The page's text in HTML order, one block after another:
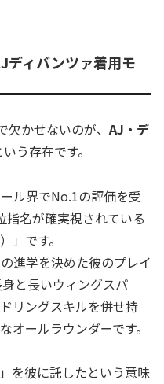
ディバンツァ着用モ
欠かせないのが、 AJ・デ
いう存在です。
ル界でNo.1の評価を受
指名が確実視されている
」です。
進学を決めた彼のプレイ
と長いウィングスパ
リングスキルを併せ持
オールラウンダーです。
を彼に託したという意味